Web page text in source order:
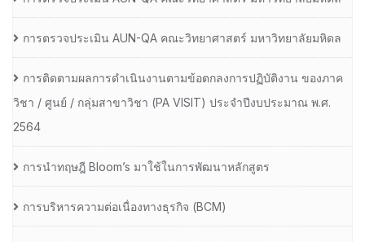
การตรวจประเมิน AUN-QA คณะวิทยาศาสตร์ มหาวิทยาลัยมหิดล
การติดตามผลการดำเนินงานตามข้อตกลงการปฏิบัติงาน ของภาค
วิชา / ศูนย์ / กลุ่มสาขาวิชา (PA VISIT) ประจำปีงบประมาณ พ.ศ.​
2564
การนำทฤษฎี Bloom’s มาใช้ในการพัฒนาหลักสูตร
การบริหารความต่อเนื่องทางธุรกิจ (BCM)